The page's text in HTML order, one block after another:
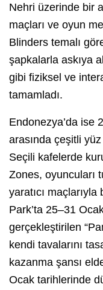
Nehri üzerinde bir
maçları ve oyun
Blinders temalı
şapkalarla askıya
gibi fiziksel ve
tamamladı.
Endonezya’da ise
arasında çeşitli
Seçili kafelerde
Zones, oyuncuları
yaratıcı
Park’ta 25–31
gerçekleştirilen
kendi tavalarını
kazanma şansı
Ocak tarihlerinde